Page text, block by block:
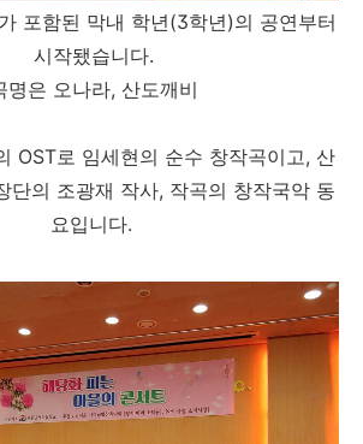
포함된 막내 학년(3학년)의 공연부터
시작됐습니다.
명은 오나라, 산도깨비
OST로 임세현의 순수 창작곡이고, 산
단의 조광재 작사, 작곡의 창작국악 동
요입니다.